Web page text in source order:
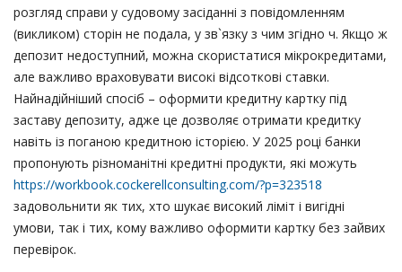
розгляд справи у судовому засіданні з повідомленням
(викликом) сторін не подала, у зв`язку з чим згідно ч. Якщо ж
депозит недоступний, можна скористатися мікрокредитами,
але важливо враховувати високі відсоткові ставки.
Найнадійніший спосіб – оформити кредитну картку під
заставу депозиту, адже це дозволяє отримати кредитку
навіть із поганою кредитною історією. У 2025 році банки
пропонують різноманітні кредитні продукти, які можуть
https://workbook.cockerellconsulting.com/?p=323518
задовольнити як тих, хто шукає високий ліміт і вигідні
умови, так і тих, кому важливо оформити картку без зайвих
перевірок.